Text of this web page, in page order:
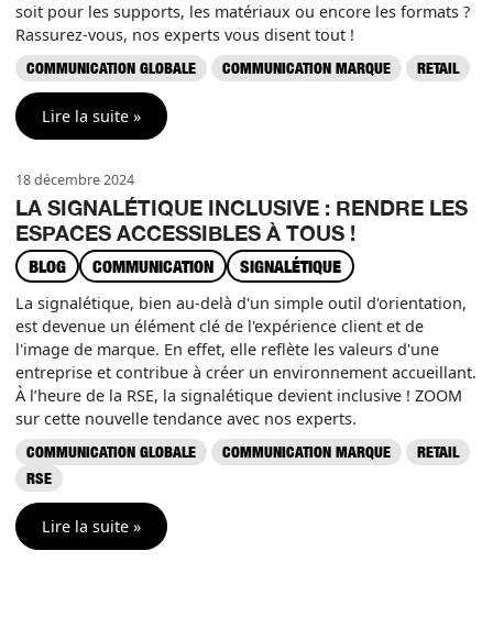
soit pour les supports, les matériaux ou encore les formats ?
Rassurez-vous, nos experts vous disent tout !
COMMUNICATION GLOBALE COMMUNICATION MARQUE RETAIL
Lire la suite »
18 décembre 2024
LA SIGNALÉTIQUE INCLUSIVE : RENDRE LES
ESPACES ACCESSIBLES À TOUS !
BLOG COMMUNICATION SIGNALÉTIQUE
La signalétique, bien au-delà d'un simple outil d'orientation,
est devenue un élément clé de l'expérience client et de
l'image de marque. En effet, elle reflète les valeurs d'une
entreprise et contribue à créer un environnement accueillant.
À l’heure de la RSE, la signalétique devient inclusive ! ZOOM
sur cette nouvelle tendance avec nos experts.
COMMUNICATION GLOBALE COMMUNICATION MARQUE
RETAIL
RSE
Lire la suite »